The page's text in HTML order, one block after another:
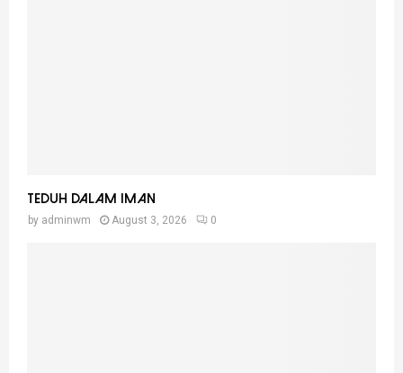
Teduh Dalam Iman
by adminwm August 3, 2026 0